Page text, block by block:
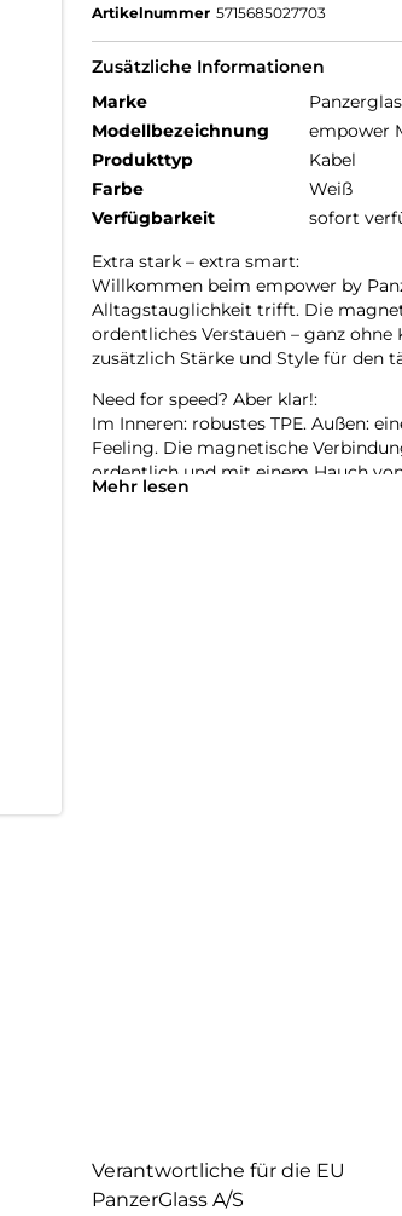
Artikelnummer 5715685027703
Zusätzliche Informationen
Marke
Modellbezeichnung
empower
Produkttyp
Kabel
Farbe
Weiß
Verfügbarkeit
sofort
Extra stark – extra smart:
Willkommen beim empower by
Alltagstauglichkeit trifft. Die
ordentliches Verstauen – ganz
zusätzlich Stärke und Style für den
Need for speed? Aber klar!:
Im Inneren: robustes TPE. Außen:
Feeling. Die magnetische
ordentlich und mit einem Hauch
recyceltem Kunststoff (PCR).
Mehr lesen
Verantwortliche für die EU
PanzerGlass A/S